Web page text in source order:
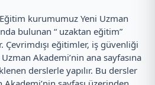
Eğitim kurumumuz Yeni Uzman
bulunan “ uzaktan eğitim”
Çevrimdışı eğitimler, iş güvenliği
Akademi’nin ana sayfasına
derslerle yapılır. Bu dersler